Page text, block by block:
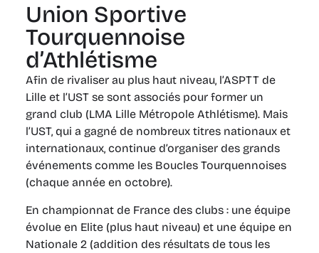
Union Sportive
Tourquennoise
d’Athlétisme
Afin de rivaliser au plus haut niveau, l’ASPTT de
Lille et l’UST se sont associés pour former un
grand club (LMA Lille Métropole Athlétisme). Mais
l’UST, qui a gagné de nombreux titres nationaux et
internationaux, continue d’organiser des grands
événements comme les Boucles Tourquennoises
(chaque année en octobre).
En championnat de France des clubs : une équipe
évolue en Elite (plus haut niveau) et une équipe en
Nationale 2 (addition des résultats de tous les